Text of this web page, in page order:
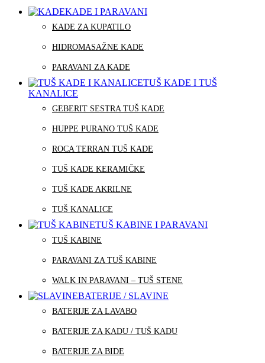
KADE I PARAVANI
KADE ZA KUPATILO
HIDROMASAŽNE KADE
PARAVANI ZA KADE
TUŠ KADE I TUŠ
KANALICE
GEBERIT SESTRA TUŠ KADE
HUPPE PURANO TUŠ KADE
ROCA TERRAN TUŠ KADE
TUŠ KADE KERAMIČKE
TUŠ KADE AKRILNE
TUŠ KANALICE
TUŠ KABINE I PARAVANI
TUŠ KABINE
PARAVANI ZA TUŠ KABINE
WALK IN PARAVANI – TUŠ STENE
BATERIJE / SLAVINE
BATERIJE ZA LAVABO
BATERIJE ZA KADU / TUŠ KADU
BATERIJE ZA BIDE